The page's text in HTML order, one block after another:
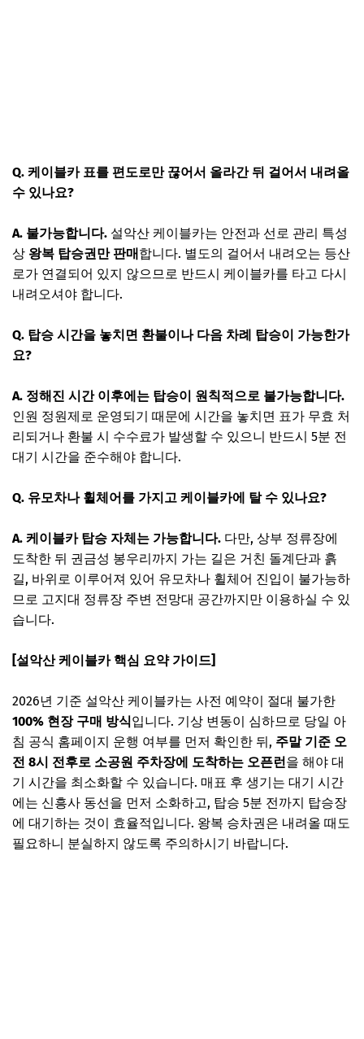
Q. 케이블카 표를 편도로만 끊어서 올라간 뒤 걸어서 내려올
수 있나요?
A. 불가능합니다. 설악산 케이블카는 안전과 선로 관리 특성
상 왕복 탑승권만 판매합니다. 별도의 걸어서 내려오는 등산
로가 연결되어 있지 않으므로 반드시 케이블카를 타고 다시
내려오셔야 합니다.
Q. 탑승 시간을 놓치면 환불이나 다음 차례 탑승이 가능한가
요?
A. 정해진 시간 이후에는 탑승이 원칙적으로 불가능합니다.
인원 정원제로 운영되기 때문에 시간을 놓치면 표가 무효 처
리되거나 환불 시 수수료가 발생할 수 있으니 반드시 5분 전
대기 시간을 준수해야 합니다.
Q. 유모차나 휠체어를 가지고 케이블카에 탈 수 있나요?
A. 케이블카 탑승 자체는 가능합니다. 다만, 상부 정류장에
도착한 뒤 권금성 봉우리까지 가는 길은 거친 돌계단과 흙
길, 바위로 이루어져 있어 유모차나 휠체어 진입이 불가능하
므로 고지대 정류장 주변 전망대 공간까지만 이용하실 수 있
습니다.
[설악산 케이블카 핵심 요약 가이드]
2026년 기준 설악산 케이블카는 사전 예약이 절대 불가한
100% 현장 구매 방식입니다. 기상 변동이 심하므로 당일 아
침 공식 홈페이지 운행 여부를 먼저 확인한 뒤, 주말 기준 오
전 8시 전후로 소공원 주차장에 도착하는 오픈런을 해야 대
기 시간을 최소화할 수 있습니다. 매표 후 생기는 대기 시간
에는 신흥사 동선을 먼저 소화하고, 탑승 5분 전까지 탑승장
에 대기하는 것이 효율적입니다. 왕복 승차권은 내려올 때도
필요하니 분실하지 않도록 주의하시기 바랍니다.